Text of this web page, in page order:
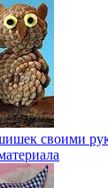
своими